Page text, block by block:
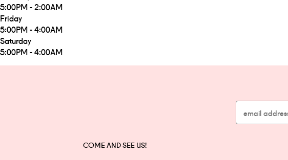
5:00PM - 2:00AM
Friday
5:00PM - 4:00AM
Saturday
5:00PM - 4:00AM
COME AND SEE US!